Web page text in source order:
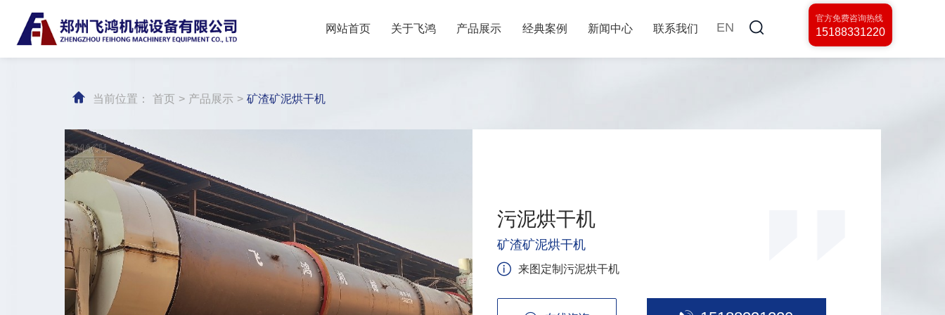
网站首页 关于飞鸿 产品展示 经典案例 新闻中心 联系我们 EN
官方免费咨询热线
15188331220
当前位置： 首页 > 产品展示 > 矿渣矿泥烘干机
污泥烘干机
矿渣矿泥烘干机
来图定制污泥烘干机